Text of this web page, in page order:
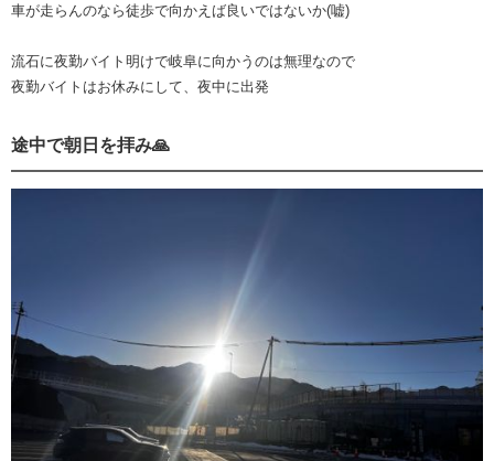
車が走らんのなら徒歩で向かえば良いではないか(嘘)
流石に夜勤バイト明けで岐阜に向かうのは無理なので
夜勤バイトはお休みにして、夜中に出発
途中で朝日を拝み🙏